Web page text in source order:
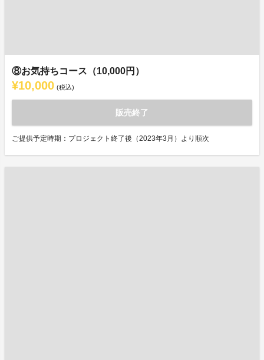
⑧お気持ちコース（10,000円）
¥10,000 (税込)
販売終了
ご提供予定時期：プロジェクト終了後（2023年3月）より順次